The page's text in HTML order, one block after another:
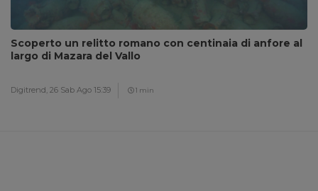
Scoperto un relitto romano con centinaia di anfore al
largo di Mazara del Vallo
Digitrend, 26 Sab Ago 15:39 1 min